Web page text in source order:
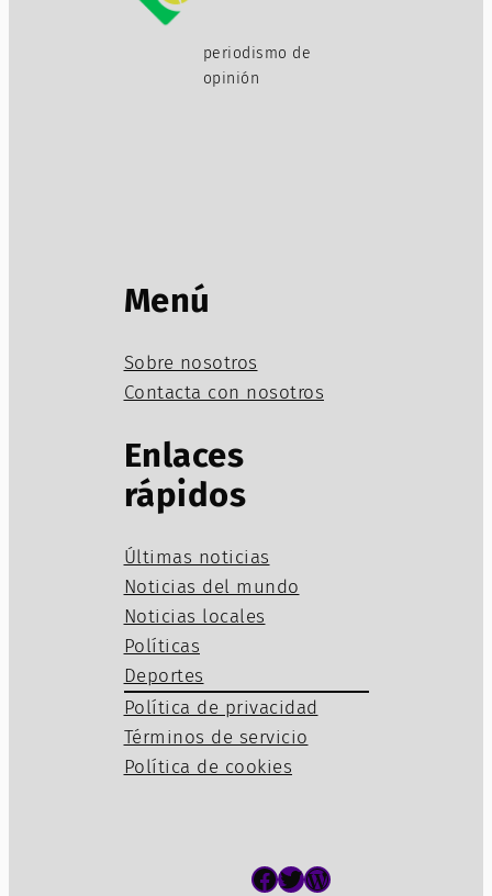
periodismo de
opinión
Menú
Sobre nosotros
Contacta con nosotros
Enlaces
rápidos
Últimas noticias
Noticias del mundo
Noticias locales
Políticas
Deportes
Política de privacidad
Términos de servicio
Política de cookies
Facebook Twitter WordPress